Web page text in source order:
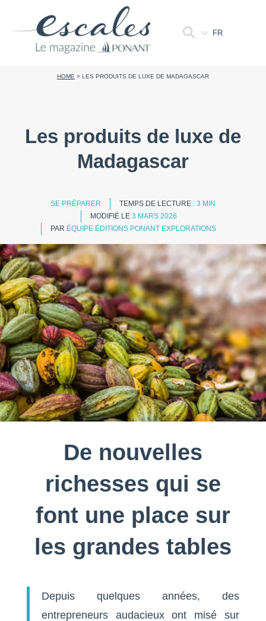
FR
HOME > LES PRODUITS DE LUXE DE MADAGASCAR
Les produits de luxe de
Madagascar
SE PRÉPARER TEMPS DE LECTURE : 3 MIN
MODIFIÉ LE 3 MARS 2026
PAR ÉQUIPE ÉDITIONS PONANT EXPLORATIONS
De nouvelles
richesses qui se
font une place sur
les grandes tables
Depuis quelques années, des
entrepreneurs audacieux ont misé sur